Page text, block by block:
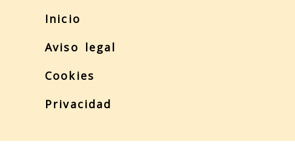
Inicio
Aviso legal
Cookies
Privacidad